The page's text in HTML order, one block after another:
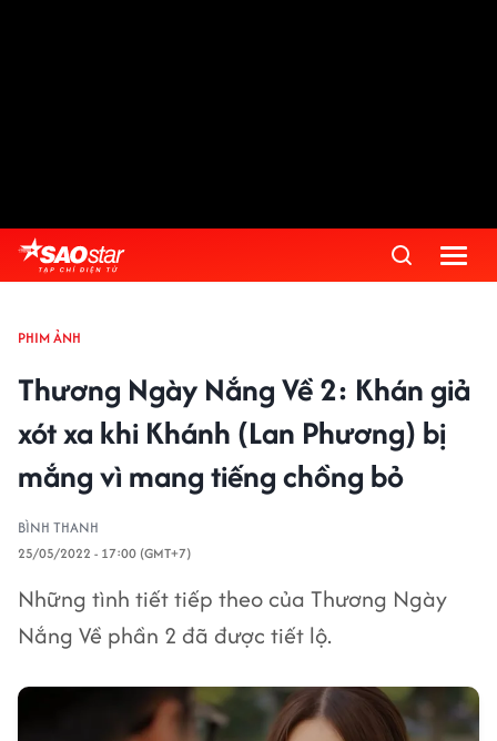
PHIM ẢNH
Thương Ngày Nắng Về 2: Khán giả
xót xa khi Khánh (Lan Phương) bị
mắng vì mang tiếng chồng bỏ
BÌNH THANH
25/05/2022 - 17:00 (GMT+7)
Những tình tiết tiếp theo của Thương Ngày
Nắng Về phần 2 đã được tiết lộ.